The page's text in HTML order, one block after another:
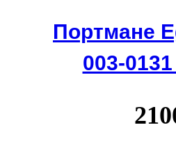
Портмане
003-